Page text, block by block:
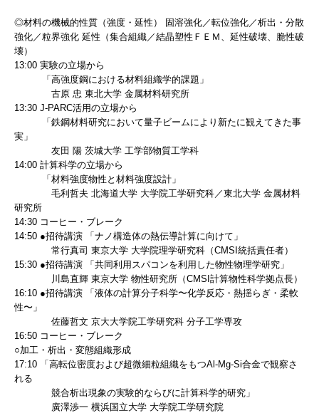
◎材料の機械的性質（強度・延性） 固溶強化／転位強化／析出・分散
強化／粒界強化 延性（集合組織／結晶塑性ＦＥＭ、延性破壊、脆性破
壊）
13:00 実験の立場から
「高強度鋼における材料組織学的課題」
古原 忠 東北大学 金属材料研究所
13:30 J-PARC活用の立場から
「鉄鋼材料研究において量子ビームにより新たに観えてきた事
実」
友田 陽 茨城大学 工学部物質工学科
14:00 計算科学の立場から
「材料強度物性と材料強度設計」
毛利哲夫 北海道大学 大学院工学研究科／東北大学 金属材料
研究所
14:30 コーヒー・ブレーク
14:50 ●招待講演 「ナノ構造体の熱伝導計算に向けて」
常行真司 東京大学 大学院理学研究科（CMSI統括責任者）
15:30 ●招待講演 「共同利用スパコンを利用した物性物理学研究」
川島直輝 東京大学 物性研究所（CMSI計算物性科学拠点長）
16:10 ●招待講演 「液体の計算分子科学〜化学反応・熱揺らぎ・柔軟
性〜」
佐藤哲文 京大大学院工学研究科 分子工学専攻
16:50 コーヒー・ブレーク
○加工・析出・変態組織形成
17:10 「高転位密度および超微細粒組織をもつAl-Mg-Si合金で観察さ
れる
競合析出現象の実験的ならびに計算科学的研究」
廣澤渉一 横浜国立大学 大学院工学研究院